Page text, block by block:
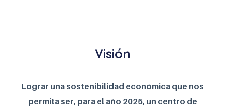
Visión
Lograr una sostenibilidad económica que nos
permita ser, para el año 2025, un centro de